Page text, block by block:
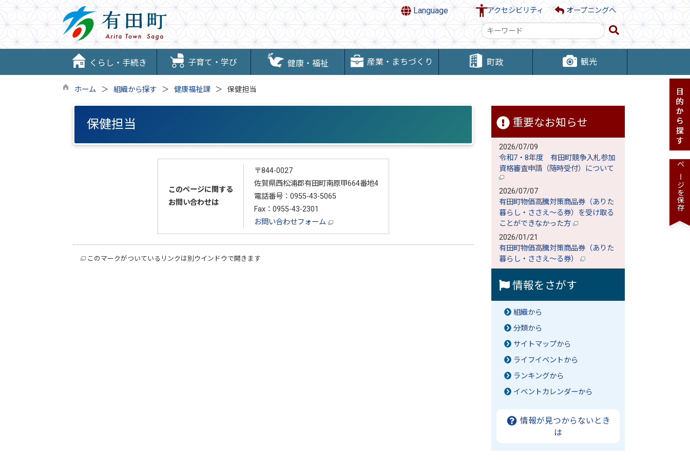
Language アクセシビリティ オープニングへ
検
索
キ
ー
くらし・手続き 子育て・学び 健康・福祉 産業・まちづくり 町政 観光
ホーム 組織から探す 健康福祉課 保健担当
保健担当
このページに関する
お問い合わせは
〒844-0027
佐賀県西松浦郡有田町南原甲664番地4
電話番号：0955-43-5065
Fax：0955-43-2301
お問い合わせフォーム
このマークがついているリンクは別ウインドウで開きます
重要なお知らせ
2026/07/09
令和7・8年度 有田町競争入札参加
資格審査申請（随時受付）について
2026/07/07
有田町物価高騰対策商品券（ありた
暮らし・ささえ～る券）を受け取る
ことができなかった方
2026/01/21
有田町物価高騰対策商品券（ありた
暮らし・ささえ～る券）
情報をさがす
組織から
分類から
サイトマップから
ライフイベントから
ランキングから
イベントカレンダーから
情報が見つからないとき
は
ページを保存